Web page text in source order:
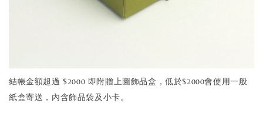
結帳金額超過 $2000 即附贈上圖飾品盒，低於$2000會使用一般
紙盒寄送，內含飾品袋及小卡。